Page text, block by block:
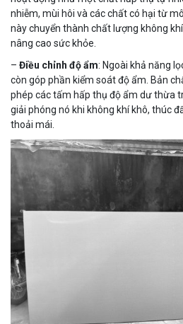
nhiễm, mùi hôi và các chất có hại từ
này chuyển thành chất lượng không
nâng cao sức khỏe.
– Điều chỉnh độ ẩm: Ngoài khả năng
còn góp phần kiểm soát độ ẩm. Bản
phép các tấm hấp thụ độ ẩm dư thừa
giải phóng nó khi không khí khô, thúc
thoải mái.